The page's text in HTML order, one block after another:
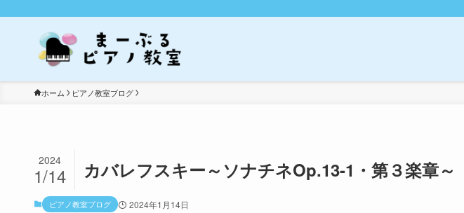
ホーム ピアノ教室ブログ
カバレフスキー～ソナチネOp.13-1・第３楽章～
2024
1/14
ピアノ教室ブログ 2024年1月14日